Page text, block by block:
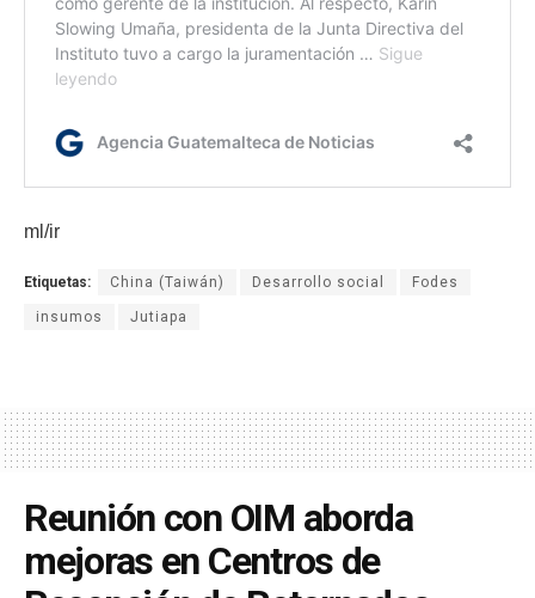
ml/ir
Etiquetas: China (Taiwán) Desarrollo social Fodes
insumos Jutiapa
Reunión con OIM aborda
mejoras en Centros de